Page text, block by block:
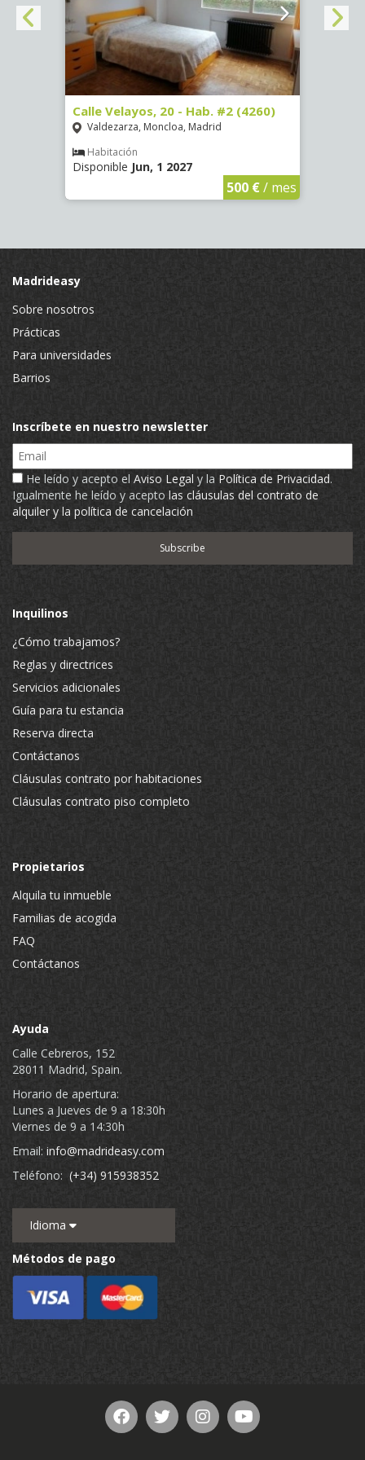
Calle Velayos, 20 - Hab. #2 (4260)
Valdezarza, Moncloa, Madrid
Habitación
Disponible Jun, 1 2027
500 €/ mes
Madrideasy
Sobre nosotros
Prácticas
Para universidades
Barrios
Inscríbete en nuestro newsletter
Email
He leído y acepto el Aviso Legal y la Política de Privacidad.
Igualmente he leído y acepto las cláusulas del contrato de
alquiler y la política de cancelación
Inquilinos
¿Cómo trabajamos?
Reglas y directrices
Servicios adicionales
Guía para tu estancia
Reserva directa
Contáctanos
Cláusulas contrato por habitaciones
Cláusulas contrato piso completo
Propietarios
Alquila tu inmueble
Familias de acogida
FAQ
Contáctanos
Ayuda
Calle Cebreros, 152
28011 Madrid, Spain.
Horario de apertura:
Lunes a Jueves de 9 a 18:30h
Viernes de 9 a 14:30h
Email: info@madrideasy.com
Teléfono: (+34) 915938352
Idioma
Métodos de pago